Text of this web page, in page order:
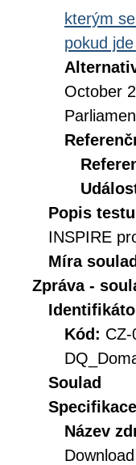
kterým
pokud
October
Popis
INSPIRE
Míra
Zpráva -
Kód: CZ-
Soulad
Specifikace
Název